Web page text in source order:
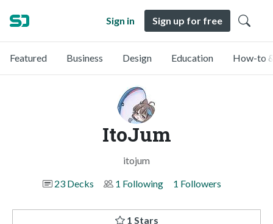
Sign in Sign up for free
Featured Business Design Education How-to
ItoJum
itojum
23 Decks
1 Following 1 Followers
1 Stars